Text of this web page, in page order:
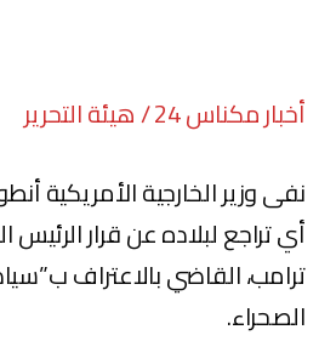
أخبار مكناس 24 / هيئة التحرير
نفى وزير الخارجية الأمريكية
أي تراجع لبلاده عن قرار الرئيس
ترامب، القاضي بالاعتراف
الصحراء.